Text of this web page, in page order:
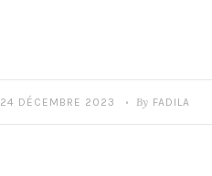
24 DÉCEMBRE 2023 • By FADILA